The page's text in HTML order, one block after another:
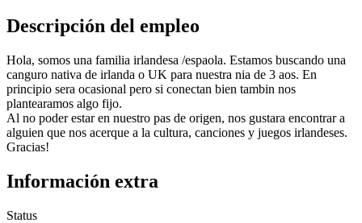
Descripción del empleo
Hola, somos una familia irlandesa /espaola. Estamos buscando una
canguro nativa de irlanda o UK para nuestra nia de 3 aos. En
principio sera ocasional pero si conectan bien tambin nos
plantearamos algo fijo.
Al no poder estar en nuestro pas de origen, nos gustara encontrar a
alguien que nos acerque a la cultura, canciones y juegos irlandeses.
Gracias!
Información extra
Status